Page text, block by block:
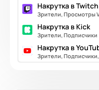
Накрутка в Twitch
Зрители, Просмотры
Накрутка в Kick
Зрители, Подписчики
Накрутка в
Зрители,